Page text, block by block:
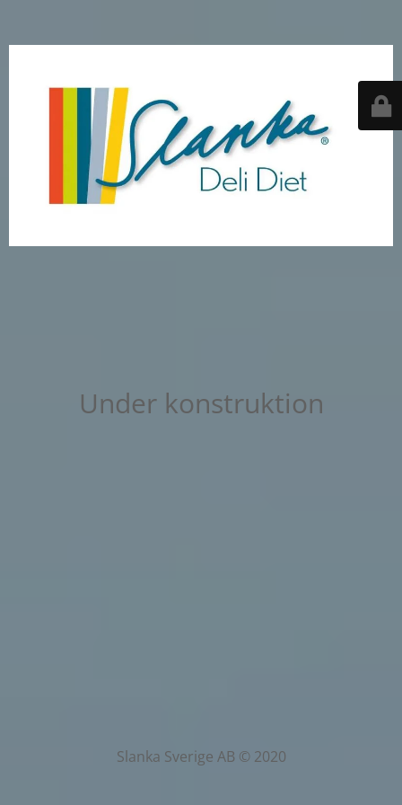
Under konstruktion
Slanka Sverige AB © 2020